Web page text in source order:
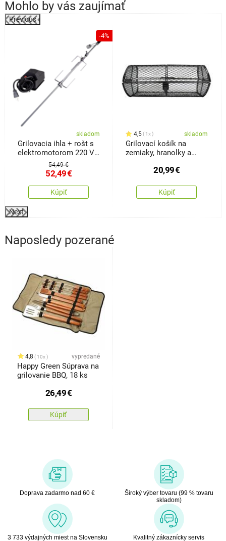
Mohlo by vás zaujímať
Previous
-4%
skladom
Grilovacia ihla + rošt s
elektromotorom 220 V
54,49 €
52,49€
Kúpiť
4,5 1x skladom
Grilovací košík na
zemiaky, hranolky a
20,99€
Kúpiť
Next
Naposledy pozerané
4,8 10x vypredané
Happy Green Súprava na
grilovanie BBQ, 18 ks
26,49€
Kúpiť
Doprava zadarmo nad 60 €
Široký výber tovaru (99 % tovaru
skladom)
3 733 výdajných miest na Slovensku Kvalitný zákaznícky servis